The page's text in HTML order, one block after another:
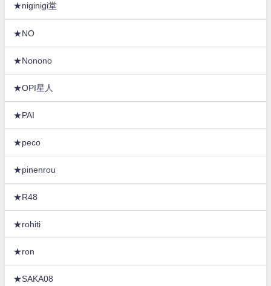
★niginigi堂
★NO
★Nonono
★OPI星人
★PAI
★peco
★pinenrou
★R48
★rohiti
★ron
★SAKA08